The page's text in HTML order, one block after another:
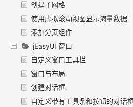
创建子网格
使用虚拟滚动视图显示海量数据
添加分页组件
jEasyUI 窗口
自定义窗口工具栏
窗口与布局
创建对话框
自定义带有工具条和按钮的对话框